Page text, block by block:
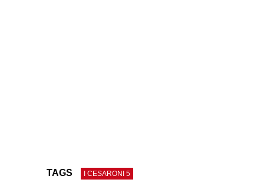
TAGS I CESARONI 5